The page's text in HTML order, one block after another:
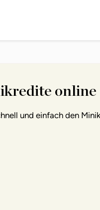
online
und einfach den